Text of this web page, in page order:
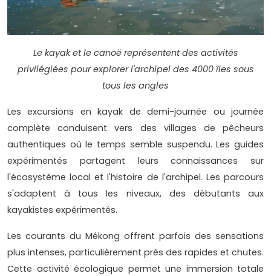
Le kayak et le canoë représentent des activités
privilégiées pour explorer l'archipel des 4000 îles sous
tous les angles
Les excursions en kayak de demi-journée ou journée
complète conduisent vers des villages de pêcheurs
authentiques où le temps semble suspendu. Les guides
expérimentés partagent leurs connaissances sur
l'écosystème local et l'histoire de l'archipel. Les parcours
s'adaptent à tous les niveaux, des débutants aux
kayakistes expérimentés.
Les courants du Mékong offrent parfois des sensations
plus intenses, particulièrement près des rapides et chutes.
Cette activité écologique permet une immersion totale